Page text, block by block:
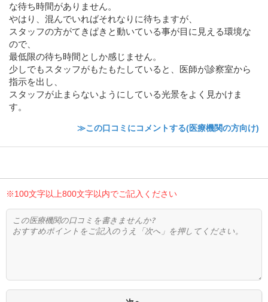
な待ち時間がありません。
やはり、混んでいればそれなりに待ちますが、
スタッフの方がてきぱきと動いている事が目に見える環境な
ので、
最低限の待ち時間としか感じません。
少しでもスタッフがもたもたしていると、医師が診察室から
指示を出し、
スタッフが止まらないようにしている光景をよく見かけま
す。
≫この口コミにコメントする(医療機関の方向け)
※100文字以上800文字以内でご記入ください